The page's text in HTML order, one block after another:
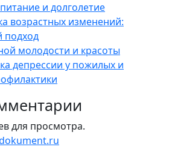
и долголетие
возрастных изменений:
подход
молодости и красоты
депрессии у пожилых и
для просмотра.